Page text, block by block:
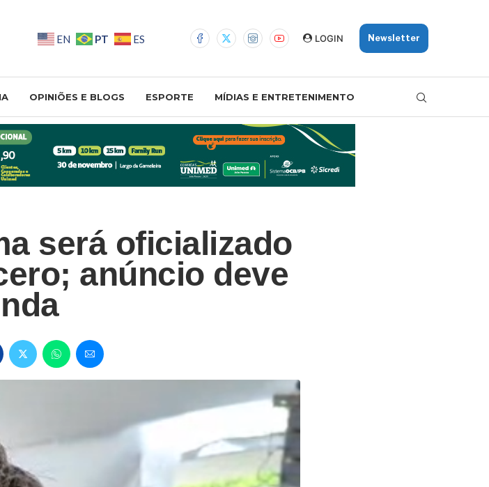
EN PT ES LOGIN Newsletter
OPINIÕES E BLOGS ESPORTE MÍDIAS E ENTRETENIMENTO
será oficializado
anúncio deve